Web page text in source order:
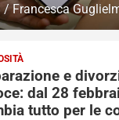
Francesca
e
dal 28
tutto per le